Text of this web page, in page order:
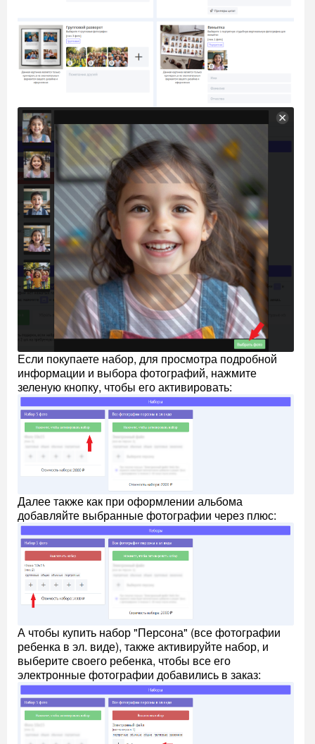
Если покупаете набор, для просмотра подробной
информации и выбора фотографий, нажмите
зеленую кнопку, чтобы его активировать:
Далее также как при оформлении альбома
добавляйте выбранные фотографии через плюс:
А чтобы купить набор "Персона" (все фотографии
ребенка в эл. виде), также активируйте набор, и
выберите своего ребенка, чтобы все его
электронные фотографии добавились в заказ: